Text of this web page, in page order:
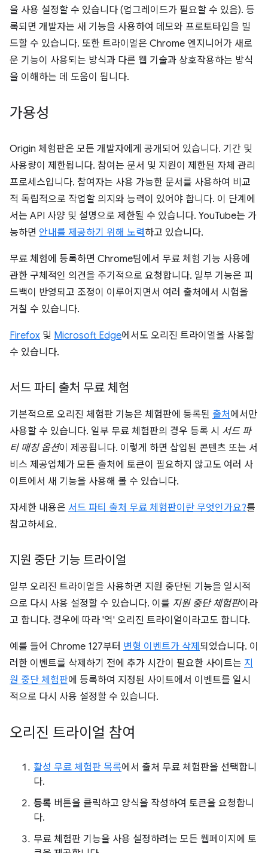
을 사용 설정할 수 있습니다 (업그레이드가 필요할 수 있음). 등
록되면 개발자는 새 기능을 사용하여 데모와 프로토타입을 빌
드할 수 있습니다. 또한 트라이얼은 Chrome 엔지니어가 새로
운 기능이 사용되는 방식과 다른 웹 기술과 상호작용하는 방식
을 이해하는 데 도움이 됩니다.
가용성
Origin 체험판은 모든 개발자에게 공개되어 있습니다. 기간 및
사용량이 제한됩니다. 참여는 문서 및 지원이 제한된 자체 관리
프로세스입니다. 참여자는 사용 가능한 문서를 사용하여 비교
적 독립적으로 작업할 의지와 능력이 있어야 합니다. 이 단계에
서는 API 사양 및 설명으로 제한될 수 있습니다. YouTube는 가
능하면 안내를 제공하기 위해 노력하고 있습니다.
무료 체험에 등록하면 Chrome팀에서 무료 체험 기능 사용에
관한 구체적인 의견을 주기적으로 요청합니다. 일부 기능은 피
드백이 반영되고 조정이 이루어지면서 여러 출처에서 시험을
거칠 수 있습니다.
Firefox 및 Microsoft Edge에서도 오리진 트라이얼을 사용할
수 있습니다.
서드 파티 출처 무료 체험
기본적으로 오리진 체험판 기능은 체험판에 등록된 출처 에서만
사용할 수 있습니다. 일부 무료 체험판의 경우 등록 시 서드 파
티 매칭 옵션이 제공됩니다. 이렇게 하면 삽입된 콘텐츠 또는 서
비스 제공업체가 모든 출처에 토큰이 필요하지 않고도 여러 사
이트에서 새 기능을 사용해 볼 수 있습니다.
자세한 내용은 서드 파티 출처 무료 체험판이란 무엇인가요?를
참고하세요.
지원 중단 기능 트라이얼
일부 오리진 트라이얼을 사용하면 지원 중단된 기능을 일시적
으로 다시 사용 설정할 수 있습니다. 이를 지원 중단 체험판이라
고 합니다. 경우에 따라 '역' 오리진 트라이얼이라고도 합니다.
예를 들어 Chrome 127부터 변형 이벤트가 삭제 되었습니다. 이
러한 이벤트를 삭제하기 전에 추가 시간이 필요한 사이트는 지
원 중단 체험판에 등록하여 지정된 사이트에서 이벤트를 일시
적으로 다시 사용 설정할 수 있습니다.
오리진 트라이얼 참여
활성 무료 체험판 목록에서 출처 무료 체험판을 선택합니
다.
등록 버튼을 클릭하고 양식을 작성하여 토큰을 요청합니
다.
무료 체험판 기능을 사용 설정하려는 모든 웹페이지에 토